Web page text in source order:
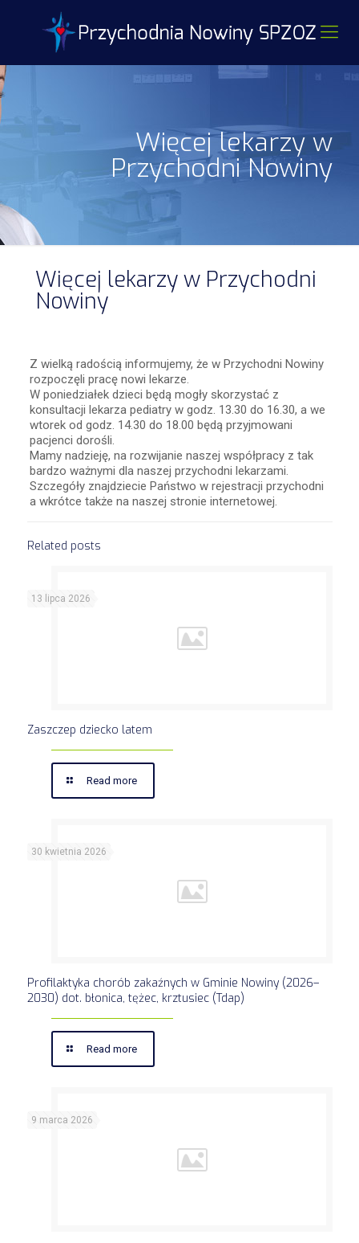
Więcej lekarzy w
Przychodni Nowiny
Więcej lekarzy w Przychodni
Nowiny
Z wielką radością informujemy, że w Przychodni Nowiny
rozpoczęli pracę nowi lekarze.
W poniedziałek dzieci będą mogły skorzystać z
konsultacji lekarza pediatry w godz. 13.30 do 16.30, a we
wtorek od godz. 14.30 do 18.00 będą przyjmowani
pacjenci dorośli.
Mamy nadzieję, na rozwijanie naszej współpracy z tak
bardzo ważnymi dla naszej przychodni lekarzami.
Szczegóły znajdziecie Państwo w rejestracji przychodni
a wkrótce także na naszej stronie internetowej.
Related posts
13 lipca 2026
Zaszczep dziecko latem
Read more
30 kwietnia 2026
Profilaktyka chorób zakaźnych w Gminie Nowiny (2026–
2030) dot. błonica, tężec, krztusiec (Tdap)
Read more
9 marca 2026